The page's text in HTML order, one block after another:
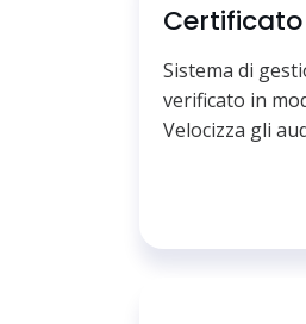
Certificato
Sistema di
verificato in
Velocizza gli